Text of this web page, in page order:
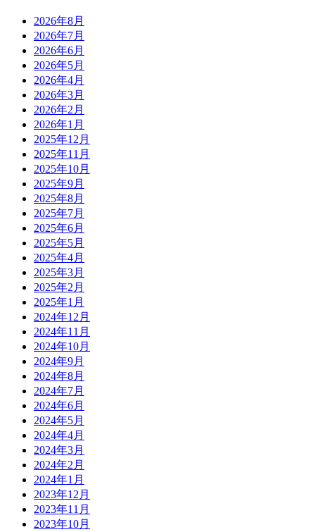
2026年8月
2026年7月
2026年6月
2026年5月
2026年4月
2026年3月
2026年2月
2026年1月
2025年12月
2025年11月
2025年10月
2025年9月
2025年8月
2025年7月
2025年6月
2025年5月
2025年4月
2025年3月
2025年2月
2025年1月
2024年12月
2024年11月
2024年10月
2024年9月
2024年8月
2024年7月
2024年6月
2024年5月
2024年4月
2024年3月
2024年2月
2024年1月
2023年12月
2023年11月
2023年10月